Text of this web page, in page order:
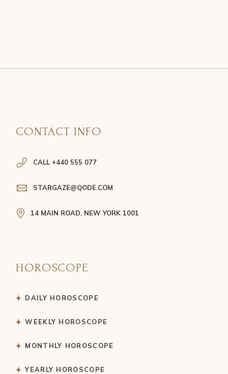
CONTACT INFO
CALL +440 555 077
STARGAZE@QODE.COM
14 MAIN ROAD, NEW YORK 1001
HOROSCOPE
DAILY HOROSCOPE
WEEKLY HOROSCOPE
MONTHLY HOROSCOPE
YEARLY HOROSCOPE